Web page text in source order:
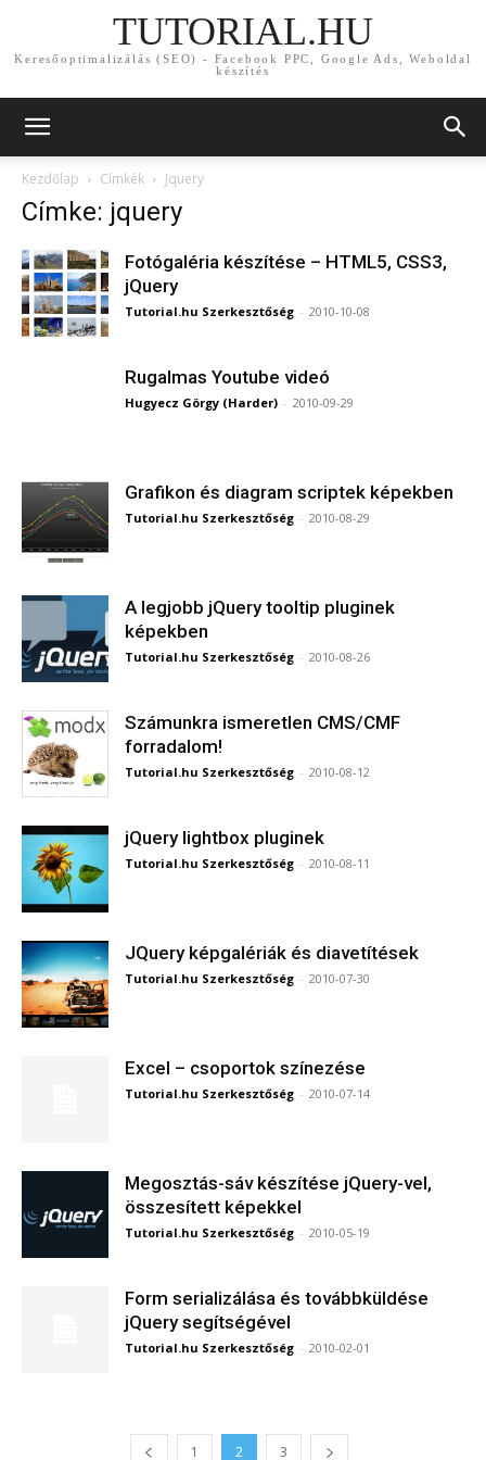
TUTORIAL.HU
Keresőoptimalizálás (SEO) - Facebook PPC, Google Ads, Weboldal
készítés
Kezdőlap Címkék Jquery
Címke: jquery
Fotógaléria készítése – HTML5, CSS3,
jQuery
Tutorial.hu Szerkesztőség - 2010-10-08
Rugalmas Youtube videó
Hugyecz Görgy (Harder) - 2010-09-29
Grafikon és diagram scriptek képekben
Tutorial.hu Szerkesztőség - 2010-08-29
A legjobb jQuery tooltip pluginek
képekben
Tutorial.hu Szerkesztőség - 2010-08-26
Számunkra ismeretlen CMS/CMF
forradalom!
Tutorial.hu Szerkesztőség - 2010-08-12
jQuery lightbox pluginek
Tutorial.hu Szerkesztőség - 2010-08-11
JQuery képgalériák és diavetítések
Tutorial.hu Szerkesztőség - 2010-07-30
Excel – csoportok színezése
Tutorial.hu Szerkesztőség - 2010-07-14
Megosztás-sáv készítése jQuery-vel,
összesített képekkel
Tutorial.hu Szerkesztőség - 2010-05-19
Form serializálása és továbbküldése
jQuery segítségével
Tutorial.hu Szerkesztőség - 2010-02-01
1 2 3